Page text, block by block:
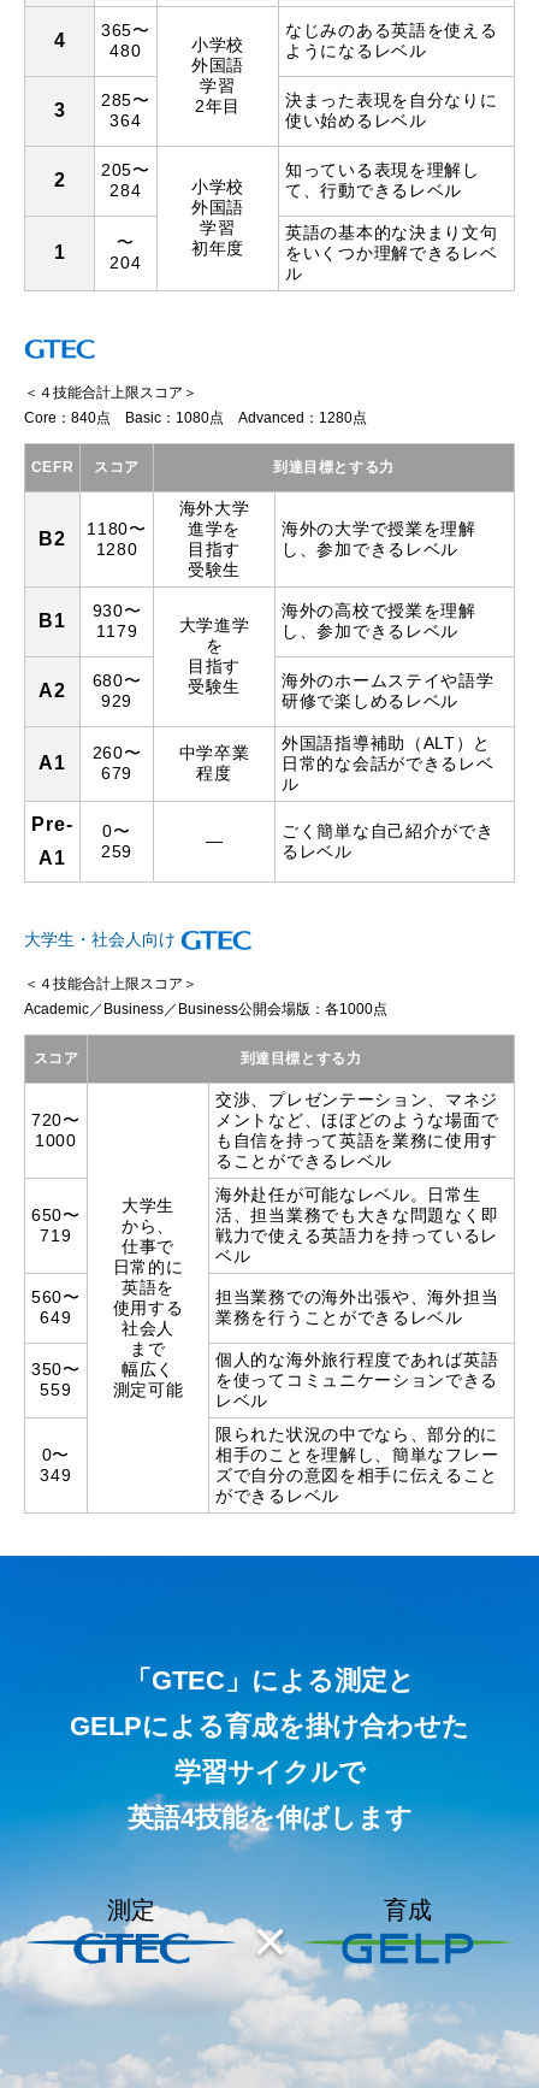
4
365〜
480
小学校
外国語
学習
2年目
なじみのある英語を使える
ようになるレベル
3
285〜
364
決まった表現を自分なりに
使い始めるレベル
2
205〜
284
小学校
外国語
学習
初年度
知っている表現を理解し
て、行動できるレベル
1
〜
204
英語の基本的な決まり文句
をいくつか理解できるレベ
ル
＜４技能合計上限スコア＞
Core：840点 Basic：1080点 Advanced：1280点
CEFR スコア 到達目標とする力
B2
1180〜
1280
海外大学
進学を
目指す
受験生
海外の大学で授業を理解
し、参加できるレベル
B1
930〜
1179
大学進学
を
目指す
受験生
海外の高校で授業を理解
し、参加できるレベル
A2
680〜
929
海外のホームステイや語学
研修で楽しめるレベル
A1
260〜
679
中学卒業
程度
外国語指導補助（ALT）と
日常的な会話ができるレベ
ル
Pre-
A1
0〜
259
—
ごく簡単な自己紹介ができ
るレベル
大学生・社会人向け
＜４技能合計上限スコア＞
Academic／Business／Business公開会場版：各1000点
スコア 到達目標とする力
720〜
1000
大学生
から、
仕事で
日常的に
英語を
使用する
社会人
まで
幅広く
測定可能
交渉、プレゼンテーション、マネジ
メントなど、ほぼどのような場面で
も自信を持って英語を業務に使用す
ることができるレベル
650〜
719
海外赴任が可能なレベル。日常生
活、担当業務でも大きな問題なく即
戦力で使える英語力を持っているレ
ベル
560〜
649
担当業務での海外出張や、海外担当
業務を行うことができるレベル
350〜
559
個人的な海外旅行程度であれば英語
を使ってコミュニケーションできる
レベル
0〜
349
限られた状況の中でなら、部分的に
相手のことを理解し、 簡単なフレー
ズで自分の意図を相手に伝えること
ができるレベル
「GTEC」による測定と
GELPによる育成を掛け合わせた
学習サイクルで
英語4技能を伸ばします
測定 × 育成